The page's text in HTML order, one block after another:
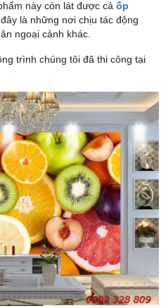
này còn lát được cả ốp
là những nơi chịu tác động
ngoại cảnh khác.
trình chúng tôi đã thi công tại